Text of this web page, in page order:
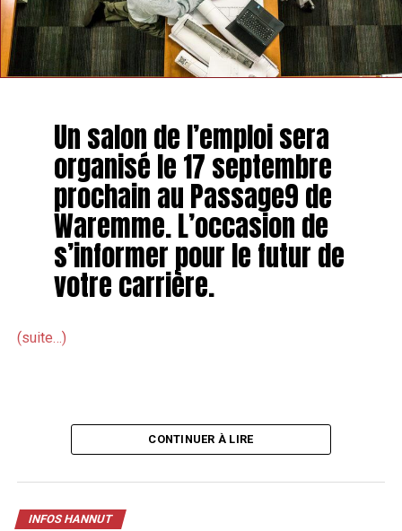
Un salon de l’emploi sera
organisé le 17 septembre
prochain au Passage9 de
Waremme. L’occasion de
s’informer pour le futur de
votre carrière.
(suite…)
CONTINUER À LIRE
INFOS HANNUT